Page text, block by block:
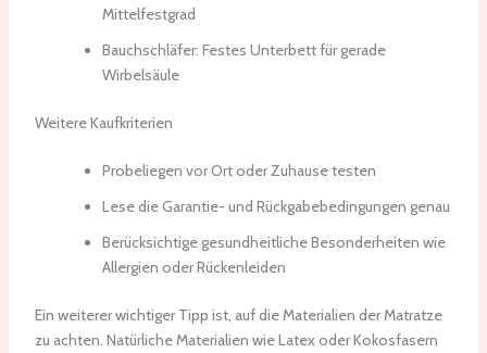
Mittelfestgrad
Bauchschläfer: Festes Unterbett für gerade
Wirbelsäule
Weitere Kaufkriterien
Probeliegen vor Ort oder Zuhause testen
Lese die Garantie- und Rückgabebedingungen genau
Berücksichtige gesundheitliche Besonderheiten wie
Allergien oder Rückenleiden
Ein weiterer wichtiger Tipp ist, auf die Materialien der Matratze
zu achten. Natürliche Materialien wie Latex oder Kokosfasern